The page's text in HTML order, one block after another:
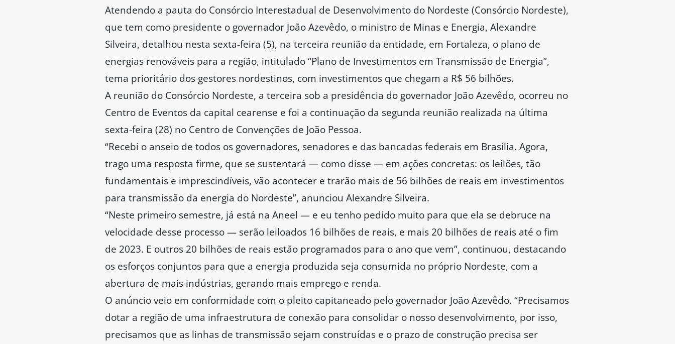
Atendendo a pauta do Consórcio Interestadual de Desenvolvimento do Nordeste (Consórcio Nordeste),
que tem como presidente o governador João Azevêdo, o ministro de Minas e Energia, Alexandre
Silveira, detalhou nesta sexta-feira (5), na terceira reunião da entidade, em Fortaleza, o plano de
energias renováveis para a região, intitulado “Plano de Investimentos em Transmissão de Energia”,
tema prioritário dos gestores nordestinos, com investimentos que chegam a R$ 56 bilhões.
A reunião do Consórcio Nordeste, a terceira sob a presidência do governador João Azevêdo, ocorreu no
Centro de Eventos da capital cearense e foi a continuação da segunda reunião realizada na última
sexta-feira (28) no Centro de Convenções de João Pessoa.
“Recebi o anseio de todos os governadores, senadores e das bancadas federais em Brasília. Agora,
trago uma resposta firme, que se sustentará — como disse — em ações concretas: os leilões, tão
fundamentais e imprescindíveis, vão acontecer e trarão mais de 56 bilhões de reais em investimentos
para transmissão da energia do Nordeste”, anunciou Alexandre Silveira.
“Neste primeiro semestre, já está na Aneel — e eu tenho pedido muito para que ela se debruce na
velocidade desse processo — serão leiloados 16 bilhões de reais, e mais 20 bilhões de reais até o fim
de 2023. E outros 20 bilhões de reais estão programados para o ano que vem”, continuou, destacando
os esforços conjuntos para que a energia produzida seja consumida no próprio Nordeste, com a
abertura de mais indústrias, gerando mais emprego e renda.
O anúncio veio em conformidade com o pleito capitaneado pelo governador João Azevêdo. “Precisamos
dotar a região de uma infraestrutura de conexão para consolidar o nosso desenvolvimento, por isso,
precisamos que as linhas de transmissão sejam construídas e o prazo de construção precisa ser